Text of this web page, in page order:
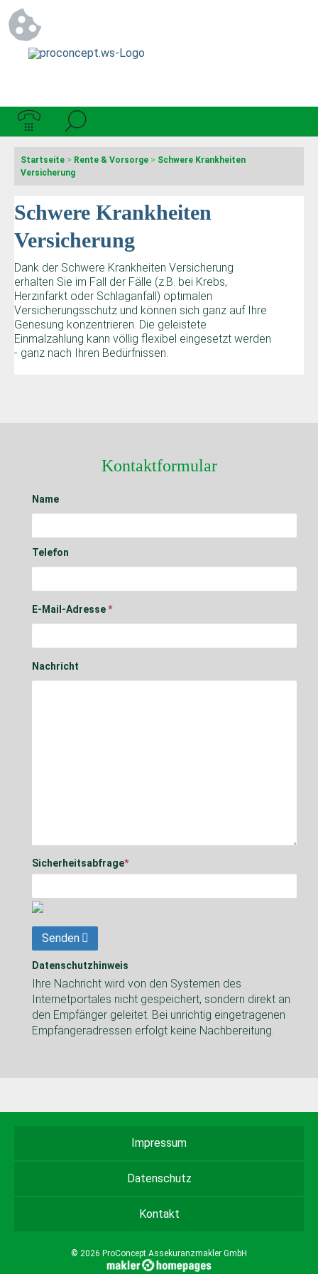
Startseite > Rente & Vorsorge > Schwere Krankheiten
Versicherung
Schwere Krankheiten
Versicherung
Dank der Schwere Krankheiten Versicherung
erhalten Sie im Fall der Fälle (z.B. bei Krebs,
Herzinfarkt oder Schlaganfall) optimalen
Versicherungsschutz und können sich ganz auf Ihre
Genesung konzentrieren. Die geleistete
Einmalzahlung kann völlig flexibel eingesetzt werden
- ganz nach Ihren Bedürfnissen.
Kontaktformular
Name
Telefon
E-Mail-Adresse*
Nachricht
Sicherheitsabfrage*
Senden
Datenschutzhinweis
Ihre Nachricht wird von den Systemen des
Internetportales nicht gespeichert, sondern direkt an
den Empfänger geleitet. Bei unrichtig eingetragenen
Empfängeradressen erfolgt keine Nachbereitung.
Impressum
Datenschutz
Kontakt
© 2026 ProConcept Assekuranzmakler GmbH